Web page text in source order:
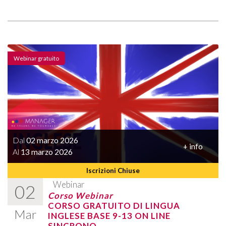
Iscrizioni Chiuse
Dal 02 marzo 2026
Al13 marzo 2026
+ info
02
Mar
Webinar
Webinar gratuito
Corso Webinar
CORSO GRATUITO DI LINGUA
INGLESE BASE 9-13 ON LINE